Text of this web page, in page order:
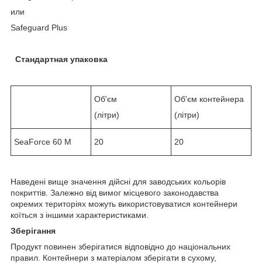
или
Safeguard Plus
Стандартная упаковка
Об'єм
(літри)
Об'єм контейнера
(літри)
SeaForce 60 M 20 20
Наведені вище значення дійсні для заводських кольорів
покриттів. Залежно від вимог місцевого законодавства
окремих територіях можуть використовуватися контейнери
коїться з іншими характеристиками.
Зберігання
Продукт повинен зберігатися відповідно до національних
правил. Контейнери з матеріалом зберігати в сухому,